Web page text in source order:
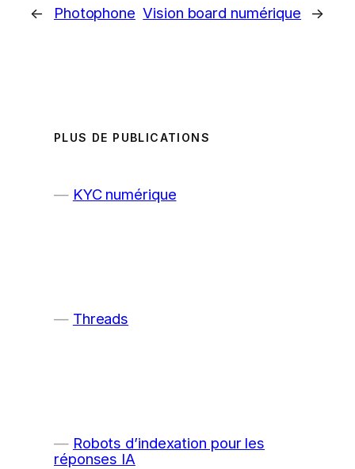
← Photophone Vision board numérique →
PLUS DE PUBLICATIONS
KYC numérique
Threads
Robots d’indexation pour les
réponses IA